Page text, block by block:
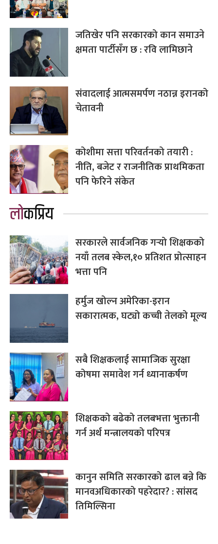
जतिखेर पनि सरकारको कान समाउने
क्षमता पार्टीसँग छ : रवि लामिछाने
संवादलाई आत्मसमर्पण नठान्न इरानको
चेतावनी
कोशीमा सत्ता परिवर्तनको तयारी :
नीति, बजेट र राजनीतिक प्राथमिकता
पनि फेरिने संकेत
लोकप्रिय
सरकारले सार्वजनिक गर्‍यो शिक्षकको
नयाँ तलब स्केल,१० प्रतिशत प्रोत्साहन
भत्ता पनि
हर्मुज खोल्न अमेरिका-इरान
सकारात्मक, घट्यो कच्ची तेलको मूल्य
सबै शिक्षकलाई सामाजिक सुरक्षा
कोषमा समावेश गर्न ध्यानाकर्षण
शिक्षकको बढेको तलबभत्ता भुक्तानी
गर्न अर्थ मन्त्रालयको परिपत्र
कानुन समिति सरकारको ढाल बन्ने कि
मानवअधिकारको पहरेदार? : सांसद
तिमिल्सिना